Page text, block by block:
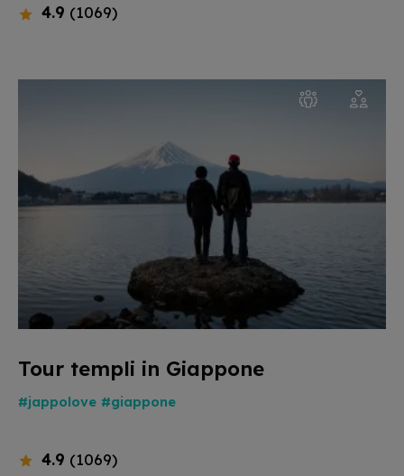
4.9 (1069)
Tour templi in Giappone
#jappolove #giappone
4.9 (1069)